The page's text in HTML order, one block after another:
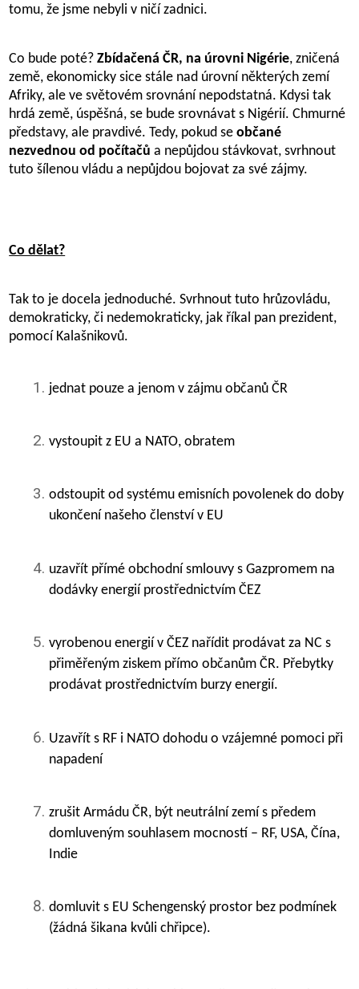
tomu, že jsme nebyli v ničí zadnici.
Co bude poté?Zbídačená ČR, na úrovni Nigérie, zničená
země, ekonomicky sice stále nad úrovní některých zemí
Afriky, ale ve světovém srovnání nepodstatná. Kdysi tak
hrdá země, úspěšná, se bude srovnávat s Nigérií. Chmurné
představy, ale pravdivé. Tedy, pokud seobčané
nezvednou od počítačůa nepůjdou stávkovat, svrhnout
tuto šílenou vládu a nepůjdou bojovat za své zájmy.
Co dělat?
Tak to je docela jednoduché. Svrhnout tuto hrůzovládu,
demokraticky, či nedemokraticky, jak říkal pan prezident,
pomocí Kalašnikovů.
jednat pouze a jenom v zájmu občanů ČR
vystoupit z EU a NATO, obratem
odstoupit od systému emisních povolenek do doby
ukončení našeho členství v EU
uzavřít přímé obchodní smlouvy s Gazpromem na
dodávky energií prostřednictvím ČEZ
vyrobenou energií v ČEZ nařídit prodávat za NC s
přiměřeným ziskem přímo občanům ČR. Přebytky
prodávat prostřednictvím burzy energií.
Uzavřít s RF i NATO dohodu o vzájemné pomoci při
napadení
zrušit Armádu ČR, být neutrální zemí s předem
domluveným souhlasem mocností – RF, USA, Čína,
Indie
domluvit s EU Schengenský prostor bez podmínek
(žádná šikana kvůli chřipce).